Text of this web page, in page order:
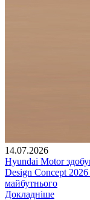
14.07.2026
Hyundai Motor
Design Concept 2026
майбутнього
Докладніше